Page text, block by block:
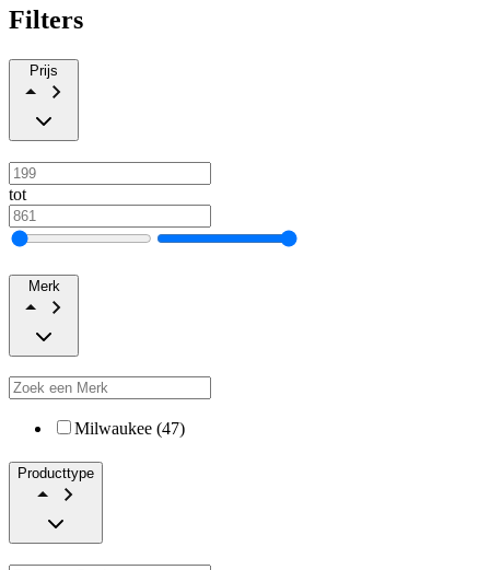
Filters
Prijs
tot
Merk
Milwaukee (47)
Producttype